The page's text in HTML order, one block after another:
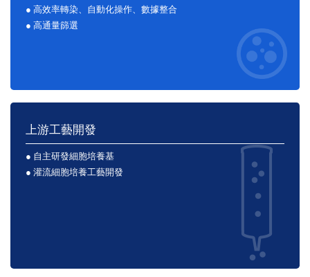
● 高效率轉染、自動化操作、數據整合
● 高通量篩選
上游工藝開發
● 自主研發細胞培養基
● 灌流細胞培養工藝開發